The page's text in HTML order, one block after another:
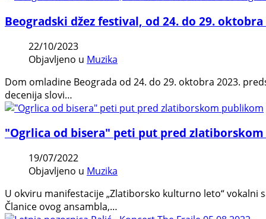
Beogradski džez festival, od 24. do 29. oktobra
22/10/2023
Objavljeno u Muzika
Dom omladine Beograda od 24. do 29. oktobra 2023.
decenija slovi…
"Ogrlica od bisera" peti put pred
19/07/2022
Objavljeno u Muzika
U okviru manifestacije „Zlatiborsko kulturno leto“
Članice ovog ansambla,…